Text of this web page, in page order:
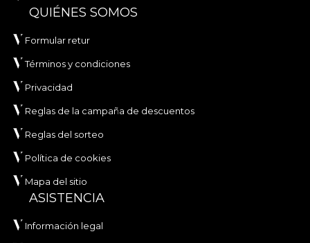
QUIÉNES SOMOS
Formular retur
Términos y condiciones
Privacidad
Reglas de la campaña de descuentos
Reglas del sorteo
Política de cookies
Mapa del sitio
ASISTENCIA
Información legal